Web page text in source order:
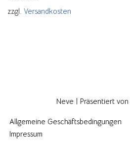
zzgl. Versandkosten
Neve | Präsentiert von
Allgemeine Geschäftsbedingungen
Impressum